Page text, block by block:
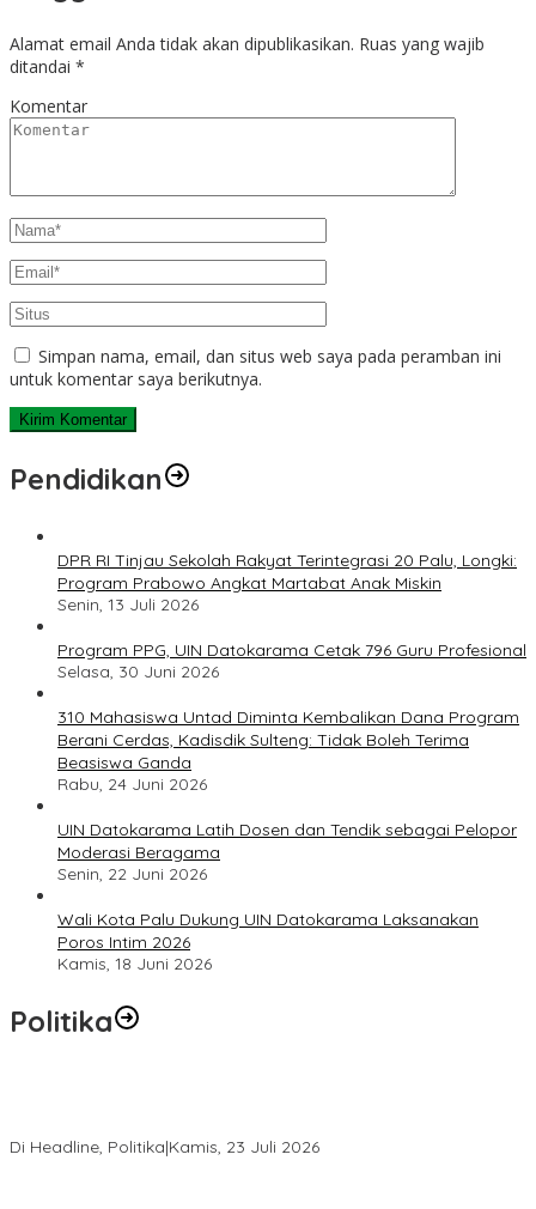
Alamat email Anda tidak akan dipublikasikan. Ruas yang wajib
ditandai *
Komentar
Simpan nama, email, dan situs web saya pada peramban ini
untuk komentar saya berikutnya.
Pendidikan
DPR RI Tinjau Sekolah Rakyat Terintegrasi 20 Palu, Longki:
Program Prabowo Angkat Martabat Anak Miskin
Senin, 13 Juli 2026
Program PPG, UIN Datokarama Cetak 796 Guru Profesional
Selasa, 30 Juni 2026
310 Mahasiswa Untad Diminta Kembalikan Dana Program
Berani Cerdas, Kadisdik Sulteng: Tidak Boleh Terima
Beasiswa Ganda
Rabu, 24 Juni 2026
UIN Datokarama Latih Dosen dan Tendik sebagai Pelopor
Moderasi Beragama
Senin, 22 Juni 2026
Wali Kota Palu Dukung UIN Datokarama Laksanakan
Poros Intim 2026
Kamis, 18 Juni 2026
Politika
Di Headline, Politika|Kamis, 23 Juli 2026